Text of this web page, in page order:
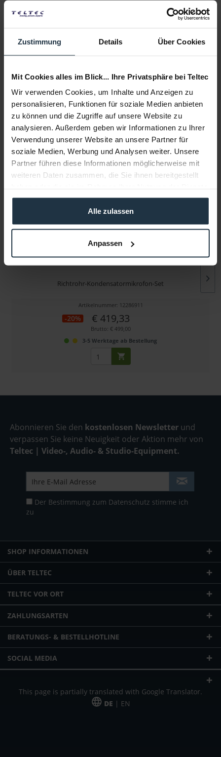
Zustimmung Details Über Cookies
Mit Cookies alles im Blick... Ihre Privatsphäre bei Teltec
Wir verwenden Cookies, um Inhalte und Anzeigen zu
personalisieren, Funktionen für soziale Medien anbieten
zu können und die Zugriffe auf unsere Website zu
analysieren. Außerdem geben wir Informationen zu Ihrer
Verwendung unserer Website an unsere Partner für
soziale Medien, Werbung und Analysen weiter. Unsere
Partner führen diese Informationen möglicherweise mit
weiteren Daten zusammen, die Sie ihnen bereitgestellt
gesammelt haben.
Alle zulassen
Anpassen
Zubehör
Medien
Infos zu Hersteller & Produktsicherheit
Folgende Infos zum Hersteller sind verfübar......mehr
Weitere Artikel von Rode ansehen
Richtrohr-Kondensatormikrofon-Set
Artikelnummer: 12286911
-20% € 419,33
Brutto: € 499,00
3-5 Werktage ab Bestellung
Abonnieren Sie den kostenlosen Newsletter und
verpassen Sie keine Neuigkeit oder Aktion mehr von
Teltec | Video-, Audio- & Studio-Equipment.
Der Bestimmung zum Datenschutz stimme ich
zu
SHOP INFORMATIONEN
ÜBER TELTEC
TELTEC VOR ORT
ZAHLUNGSARTEN
BERATUNGS- & BESTELLHOTLINE
SOCIAL MEDIA
This page is partially translated with Google Translator.
DE | EN